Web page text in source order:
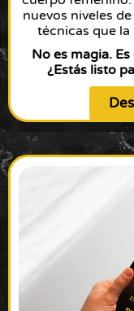
nuevos niveles
técnicas que
No es magia.
¿Estás listo